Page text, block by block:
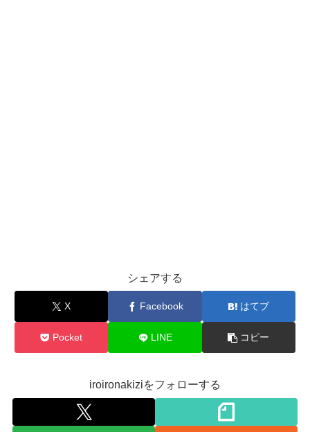
シェアする
X Facebook はてブ
Pocket LINE コピー
iroironakiziをフォローする